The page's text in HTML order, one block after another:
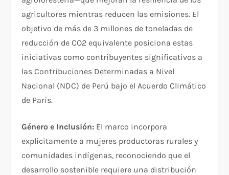
agricultores mientras reducen las emisiones. El
objetivo de más de 3 millones de toneladas de
reducción de CO2 equivalente posiciona estas
iniciativas como contribuyentes significativos a
las Contribuciones Determinadas a Nivel
Nacional (NDC) de Perú bajo el Acuerdo Climático
de París.
Género e Inclusión: El marco incorpora
explícitamente a mujeres productoras rurales y
comunidades indígenas, reconociendo que el
desarrollo sostenible requiere una distribución